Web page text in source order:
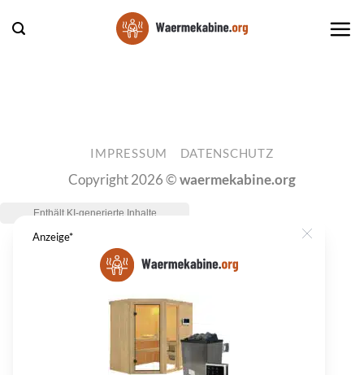
Inhalt
IMPRESSUM DATENSCHUTZ
Copyright 2026 ©waermekabine.org
Anzeige* Close